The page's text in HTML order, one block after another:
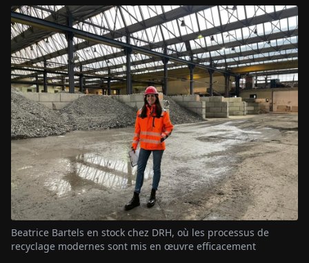
Beatrice Bartels en stock chez DRH, où les processus de
recyclage modernes sont mis en œuvre efficacement